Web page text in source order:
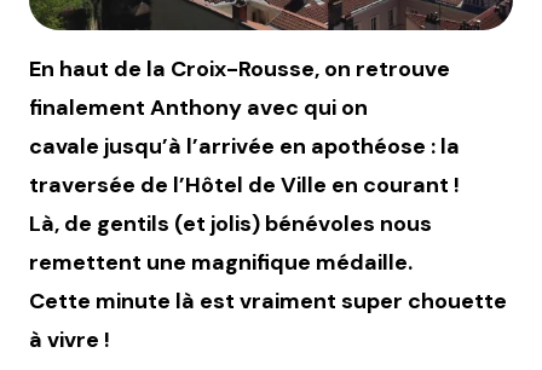
En haut de la Croix-Rousse, on retrouve
finalement Anthony avec qui on
cavale jusqu’à l’arrivée en apothéose : la
traversée de l’Hôtel de Ville en courant !
Là, de gentils (et jolis) bénévoles nous
remettent une magnifique médaille.
Cette minute là est vraiment super chouette
à vivre !